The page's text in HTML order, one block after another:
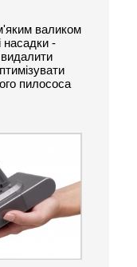
валиком
насадки -
пилососа